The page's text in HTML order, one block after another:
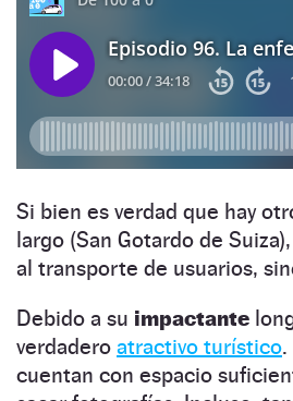
Si bien es verdad que hay
largo (San Gotardo de
al transporte de usuarios,
Debido a su impactante
verdadero atractivo turístico
cuentan con espacio